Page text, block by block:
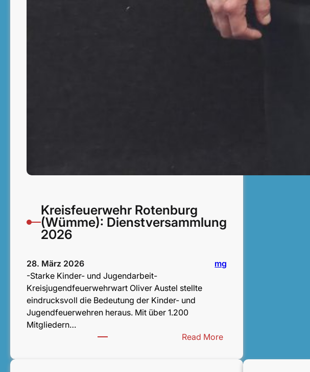
Kreisfeuerwehr Rotenburg
(Wümme): Dienstversammlung
2026
28. März 2026
mg
-Starke Kinder- und Jugendarbeit-
Kreisjugendfeuerwehrwart Oliver Austel stellte
eindrucksvoll die Bedeutung der Kinder- und
Jugendfeuerwehren heraus. Mit über 1.200
Mitgliedern…
Read More: